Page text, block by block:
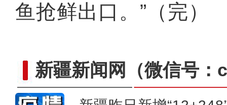
鱼抢鲜出口。”（完）
新疆新闻网 （微信号